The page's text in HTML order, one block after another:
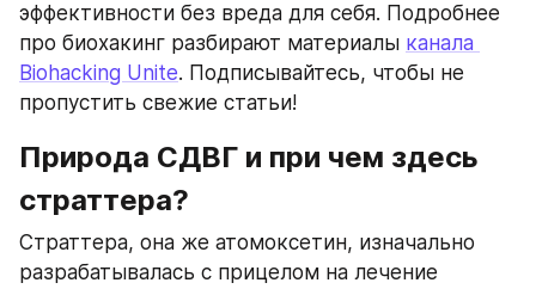
эффективности без вреда для себя. Подробнее
про биохакинг разбирают материалы канала
Biohacking Unite. Подписывайтесь, чтобы не
пропустить свежие статьи!
Природа СДВГ и при чем здесь
страттера?
Страттера, она же атомоксетин, изначально
разрабатывалась с прицелом на лечение